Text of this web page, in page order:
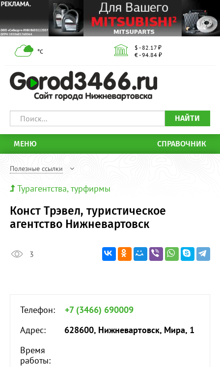
°С
$ - 82.17 ₽
€ - 94.84 ₽
НАЙТИ
МЕНЮ СПРАВОЧНИК
Полезные ссылки
Турагентства, турфирмы
Конст Трэвел, туристическое
агентство Нижневартовск
3
Телефон:
+7 (3466) 690009
Адрес:
628600, Нижневартовск, Мира, 1
Время
работы: